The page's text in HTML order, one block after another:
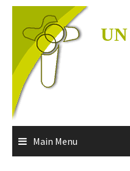
Skip
content
Main Menu